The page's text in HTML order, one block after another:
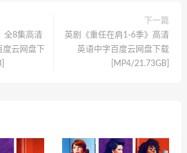
全8集高清
度云网盘下
下一篇
英剧《重任在肩1-6季》高清
英语中字百度云网盘下载
[MP4/21.73GB]